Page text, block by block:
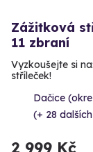
Zážitková
11 zbraní
Vyzkoušejte si
stříleček!
Dačice
(+ 28
2 999 Kč